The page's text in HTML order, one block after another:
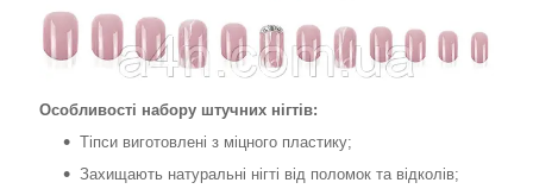
Особливості набору штучних нігтів:
Тіпси виготовлені з міцного пластику;
Захищають натуральні нігті від поломок та відколів;